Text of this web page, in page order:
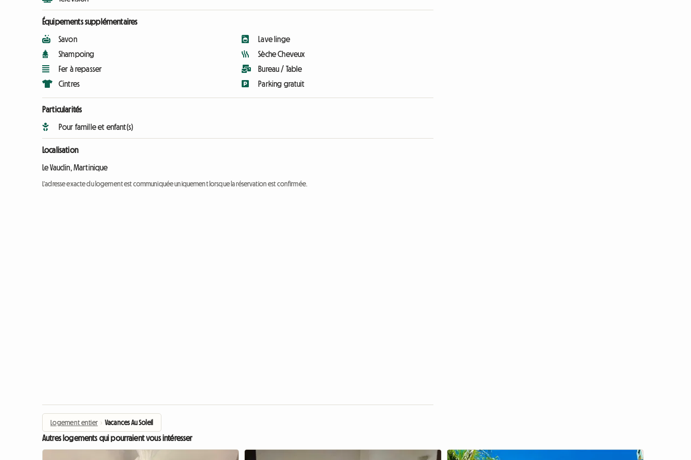
Équipements supplémentaires
Savon
Shampoing
Fer à repasser
Cintres
Lave linge
Sèche Cheveux
Bureau / Table
Parking gratuit
Particularités
Pour famille et enfant(s)
Localisation
Le Vauclin, Martinique
L'adresse exacte du logement est communiquée uniquement lorsque la réservation est confirmée.
Logement entier › Vacances Au Soleil
Autres logements qui pourraient vous intéresser